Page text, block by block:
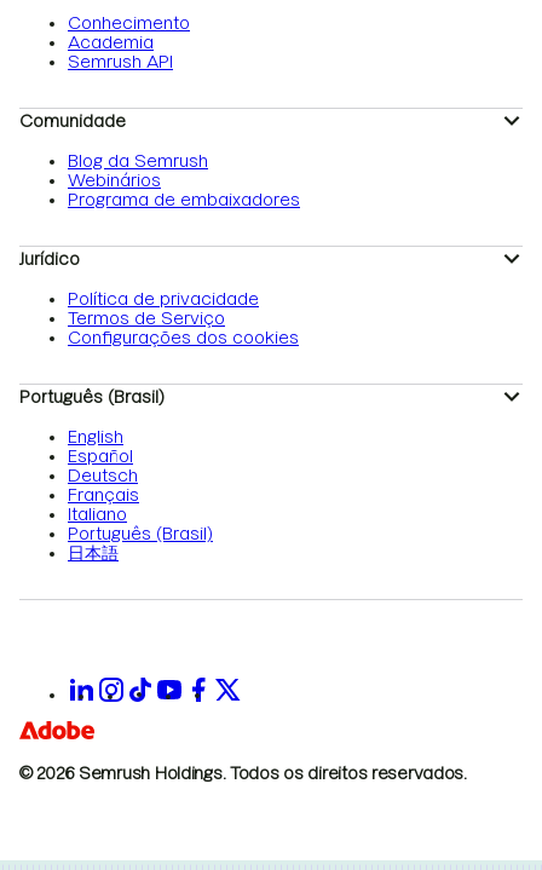
Conhecimento
Academia
Semrush API
Comunidade
Blog da Semrush
Webinários
Programa de embaixadores
Jurídico
Política de privacidade
Termos de Serviço
Configurações dos cookies
Português (Brasil)
English
Español
Deutsch
Français
Italiano
Português (Brasil)
日本語
© 2026 Semrush Holdings. Todos os direitos reservados.